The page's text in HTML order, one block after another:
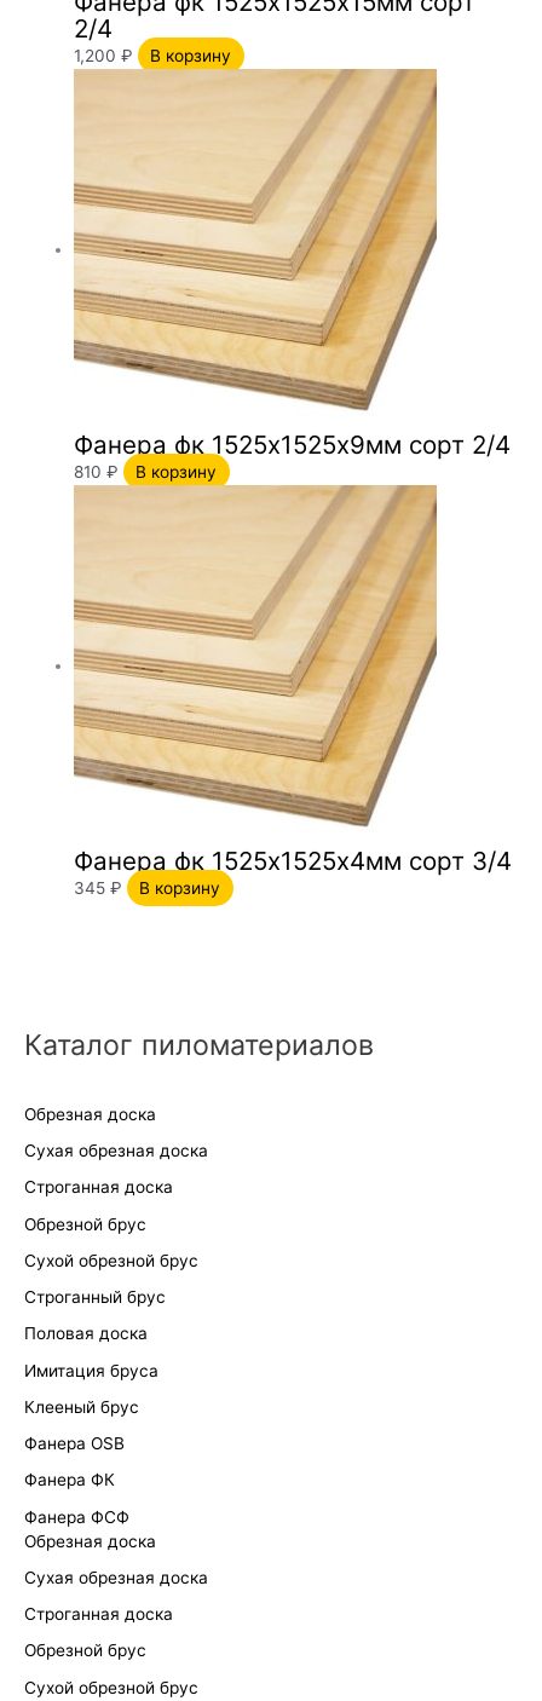
Каталог пиломатериалов
Обрезная доска
Сухая обрезная доска
Строганная доска
Обрезной брус
Сухой обрезной брус
Строганный брус
Половая доска
Имитация бруса
Клееный брус
Фанера OSB
Фанера ФК
Фанера ФСФ
Обрезная доска
Сухая обрезная доска
Строганная доска
Обрезной брус
Сухой обрезной брус
2/4
1,200₽ В корзину
Фанера фк 1525х1525х9мм сорт 2/4
810₽ В корзину
Фанера фк 1525х1525х4мм сорт 3/4
345₽ В корзину